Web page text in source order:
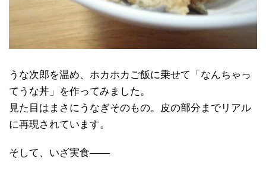
うな次郎を温め、ホカホカご飯に乗せて「なんちゃっ
てうな丼」を作ってみました。
見た目はまさにうなぎそのもの。皮の部分までリアル
に再現されています。
そして、いざ実食――